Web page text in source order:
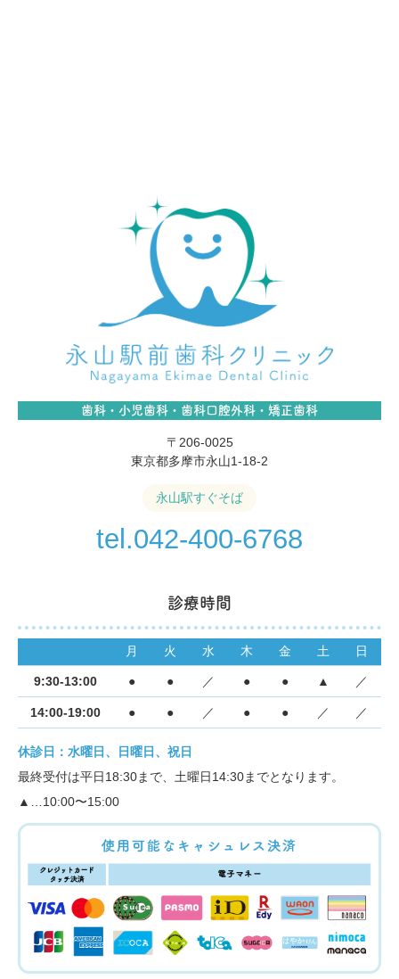
歯科・小児歯科・歯科口腔外科・矯正歯科
〒206-0025
東京都多摩市永山1-18-2
永山駅すぐそば
tel.042-400-6768
診療時間
月 火 水 木 金 土 日
9:30-13:00 ● ● ／ ● ● ▲ ／
14:00-19:00 ● ● ／ ● ● ／ ／
休診日：水曜日、日曜日、祝日
最終受付は平日18:30まで、土曜日14:30までとなります。
▲…10:00〜15:00